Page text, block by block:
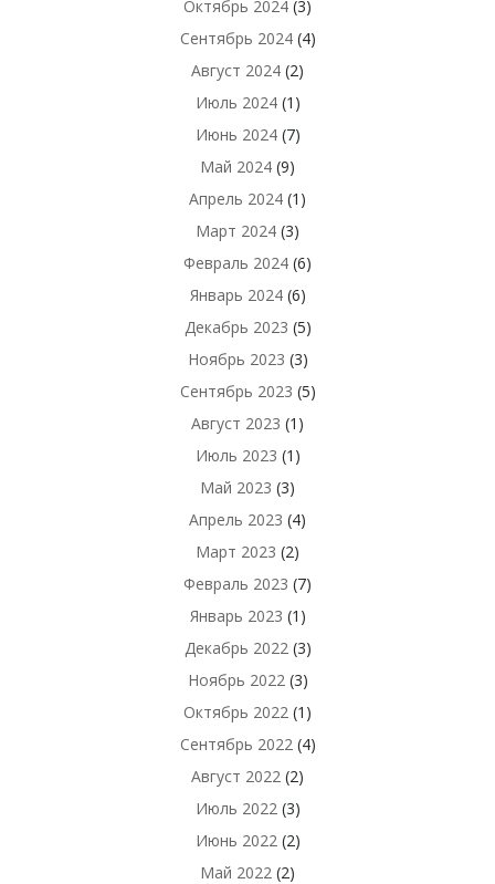
Октябрь 2024 (3)
Сентябрь 2024(4)
Август 2024 (2)
Июль 2024(1)
Июнь 2024(7)
Май 2024 (9)
Апрель 2024 (1)
Март 2024 (3)
Февраль 2024 (6)
Январь 2024(6)
Декабрь 2023 (5)
Ноябрь 2023 (3)
Сентябрь 2023 (5)
Август 2023 (1)
Июль 2023 (1)
Май 2023 (3)
Апрель 2023 (4)
Март 2023 (2)
Февраль 2023 (7)
Январь 2023 (1)
Декабрь 2022(3)
Ноябрь 2022(3)
Октябрь 2022 (1)
Сентябрь 2022(4)
Август 2022 (2)
Июль 2022(3)
Июнь 2022(2)
Май 2022 (2)